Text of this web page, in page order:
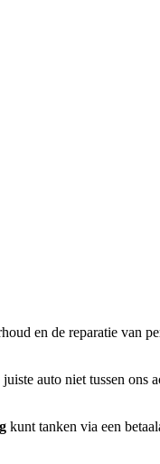
en de reparatie van
auto niet tussen
kunt tanken via een